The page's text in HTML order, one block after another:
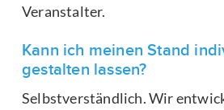
Veranstalter.
Kann ich meinen Stand
gestalten lassen?
Selbstverständlich. Wir